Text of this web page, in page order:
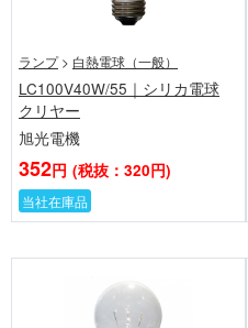
ランプ > 白熱電球（一般）
LC100V40W/55｜シリカ電球
クリヤー
旭光電機
352円 (税抜：320円)
当社在庫品